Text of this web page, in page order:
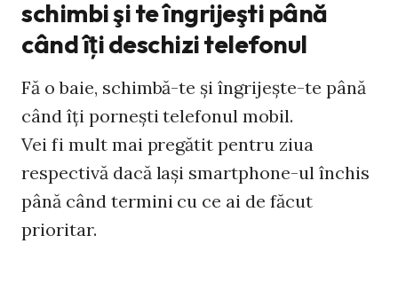
schimbi şi te îngrijeşti până
când îţi deschizi telefonul
Fă o baie, schimbă-te şi îngrijeşte-te până
când îţi porneşti telefonul mobil.
Vei fi mult mai pregătit pentru ziua
respectivă dacă laşi smartphone-ul închis
până când termini cu ce ai de făcut
prioritar.